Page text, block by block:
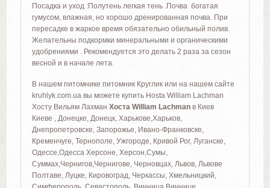
Посадка и уход :Полутень легкая тень .Почва богатая
гумусом, влажная, но хорошо дренированная почва. При
пересадке в жаркое время обязательно обильный полив.
Желательны подкормки минеральными и органическими
удобрениями . Рекомендуется это делать 2 раза за сезон
весной и в начале лета.
В нашем питомнике питомник Круглик или на нашем сайте
kruhlyk.com.ua вы можете купить Hosta William Lachman
Хосту Вильям Лахман Хоста William Lachmanв Киев
Киеве , Донецке, Донецк, Харькове,Харьков,
Днепропетровске, Запорожье, Ивано-Франковске,
Кременчуге, Тернополе, Ужгороде, Кривой Рог, Луганске,
Одессе,Одесса Херсоне, Херсон,Сумы,
Суммах,Чернигов,Чернигове, Черновцах, Львов, Львове
Полтаве, Луцке, Кировоград, Черкассы, Хмельницкий,